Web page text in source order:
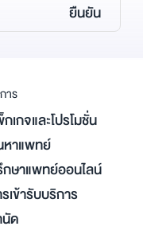
ยืนยัน
าร
เกจและโปรโมชั่น
หาแพทย์
ษาแพทย์ออนไลน์
เข้ารับบริการ
ด